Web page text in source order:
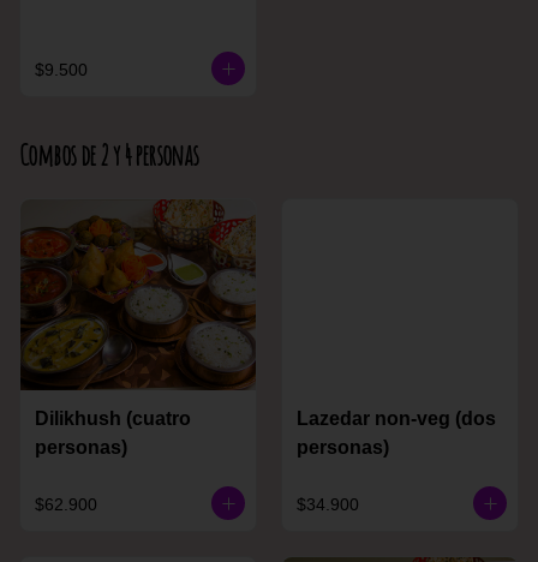
$9.500
Combos de 2 y 4 personas
Dilikhush (cuatro
personas)
$62.900
Lazedar non-veg (dos
personas)
$34.900